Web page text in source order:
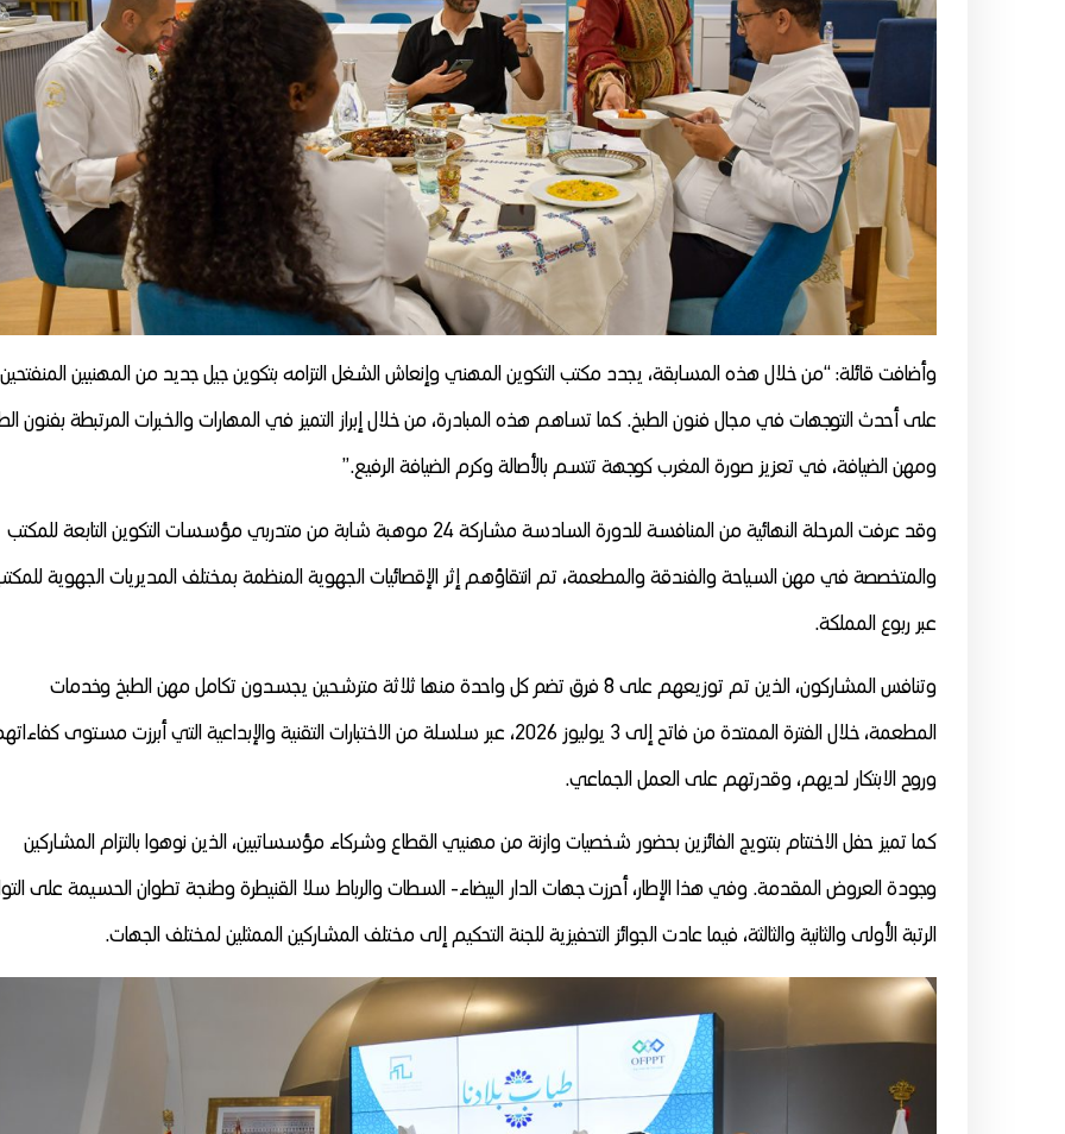
وأضافت قائلة: “من خلال هذه المسابقة، يجدد مكتب التكوين المهني وإنعاش الشغل التزامه بتكوين جيل جديد من المهنيين المنفتحين
على أحدث التوجهات في مجال فنون الطبخ. كما تساهم هذه المبادرة، من خلال إبراز التميز في المهارات والخبرات المرتبطة بفنون
ومهن الضيافة، في تعزيز صورة المغرب كوجهة تتسم بالأصالة وكرم الضيافة الرفيع.”
وقد عرفت المرحلة النهائية من المنافسة للدورة السادسة مشاركة 24 موهبة شابة من متدربي مؤسسات التكوين التابعة للمكتب
والمتخصصة في مهن السياحة والفندقة والمطعمة، تم انتقاؤهم إثر الإقصائيات الجهوية المنظمة بمختلف المديريات الجهوية
عبر ربوع المملكة.
وتنافس المشاركون، الذين تم توزيعهم على 8 فرق تضم كل واحدة منها ثلاثة مترشحين يجسدون تكامل مهن الطبخ وخدمات
المطعمة، خلال الفترة الممتدة من فاتح إلى 3 يوليوز 2026، عبر سلسلة من الاختبارات التقنية والإبداعية التي أبرزت مستوى
وروح الابتكار لديهم، وقدرتهم على العمل الجماعي.
كما تميز حفل الاختتام بتتويج الفائزين بحضور شخصيات وازنة من مهنيي القطاع وشركاء مؤسساتيين، الذين نوهوا بالتزام المشاركين
وجودة العروض المقدمة. وفي هذا الإطار، أحرزت جهات الدار البيضاء- السطات والرباط سلا القنيطرة وطنجة تطوان الحسيمة على
الرتبة الأولى والثانية والثالثة، فيما عادت الجوائز التحفيزية للجنة التحكيم إلى مختلف المشاركين الممثلين لمختلف الجهات.